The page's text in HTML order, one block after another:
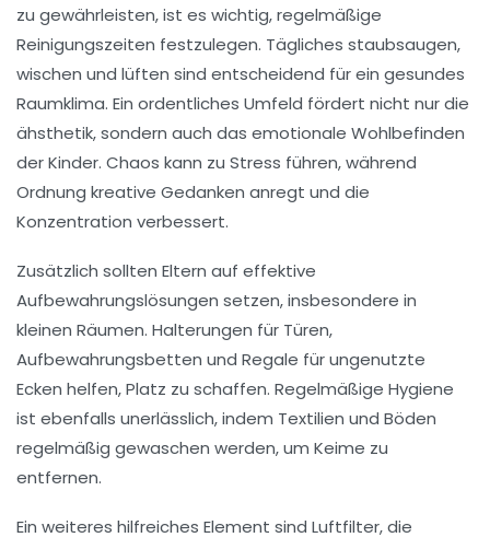
zu gewährleisten, ist es wichtig, regelmäßige
Reinigungszeiten festzulegen. Tägliches staubsaugen,
wischen und lüften sind entscheidend für ein gesundes
Raumklima. Ein ordentliches Umfeld fördert nicht nur die
ähsthetik, sondern auch das emotionale Wohlbefinden
der Kinder. Chaos kann zu Stress führen, während
Ordnung kreative Gedanken anregt und die
Konzentration verbessert.
Zusätzlich sollten Eltern auf effektive
Aufbewahrungslösungen setzen, insbesondere in
kleinen Räumen. Halterungen für Türen,
Aufbewahrungsbetten und Regale für ungenutzte
Ecken helfen, Platz zu schaffen. Regelmäßige Hygiene
ist ebenfalls unerlässlich, indem Textilien und Böden
regelmäßig gewaschen werden, um Keime zu
entfernen.
Ein weiteres hilfreiches Element sind Luftfilter, die